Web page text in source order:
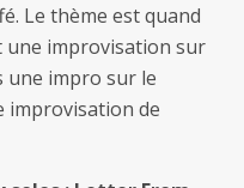
Le thème est quand
une improvisation sur
une impro sur le
improvisation de